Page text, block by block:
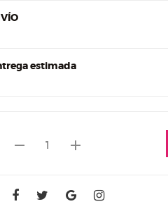
estimada
remove add